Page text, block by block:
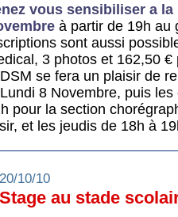
vous sensibiliser a
à partir de 19h au
sont aussi
3 photos et 162,50
se fera un plaisir de
Lundi 8 Novembre, puis
pour la section
et les jeudis de 18h à
20/10/10
Stage au stade